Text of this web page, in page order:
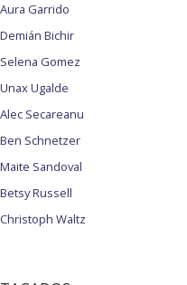
Aura Garrido
Demián Bichir
Selena Gomez
Unax Ugalde
Alec Secareanu
Ben Schnetzer
Maite Sandoval
Betsy Russell
Christoph Waltz